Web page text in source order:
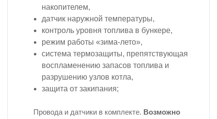
накопителем,
датчик наружной температуры,
контроль уровня топлива в бункере,
режим работы «зима-лето»,
система термозащиты, препятствующая
воспламенению запасов топлива и
разрушению узлов котла,
защита от закипания;
Провода и датчики в комплекте. Возможно